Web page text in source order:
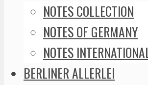
NOTES COLLECTION
NOTES OF GERMANY
NOTES INTERNATIONAL
BERLINER ALLERLEI